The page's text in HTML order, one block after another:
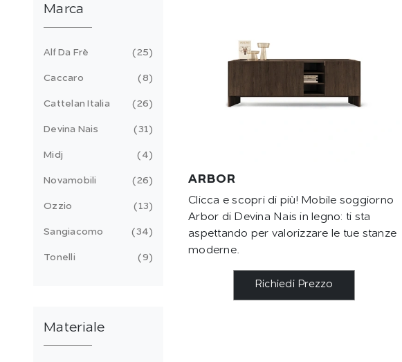
ARBOR
Clicca e scopri di più! Mobile soggiorno
Arbor di Devina Nais in legno: ti sta
aspettando per valorizzare le tue stanze
moderne.
Richiedi Prezzo
Marca
Alf Da Frè 25
Caccaro 8
Cattelan Italia 26
Devina Nais 31
Midj 4
Novamobili 26
Ozzio 13
Sangiacomo 34
Tonelli 9
Materiale